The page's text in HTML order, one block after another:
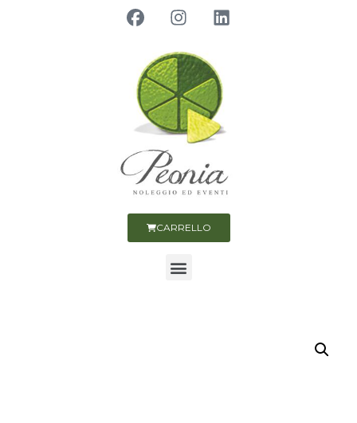
CARRELLO